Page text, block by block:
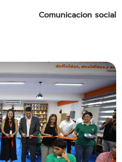
Comunicacion social